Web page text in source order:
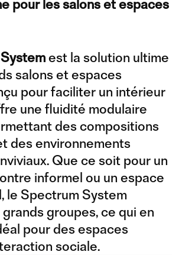
pour les salons et espaces
est la solution ultime
salons et espaces
pour faciliter un intérieur
une fluidité modulaire
des compositions
des environnements
Que ce soit pour un
informel ou un espace
le Spectrum System
grands groupes, ce qui en
pour des espaces
sociale.